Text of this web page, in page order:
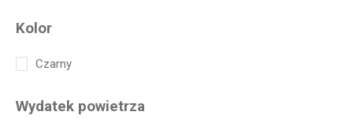
Kolor
Czarny
Wydatek powietrza